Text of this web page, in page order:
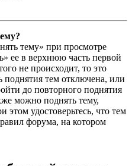
тему» при просмотре
ее в верхнюю часть первой
не происходит, то это
поднятия тем отключена, или
до повторного поднятия
можно поднять тему,
этом удостоверьтесь, что тем
форума, на котором